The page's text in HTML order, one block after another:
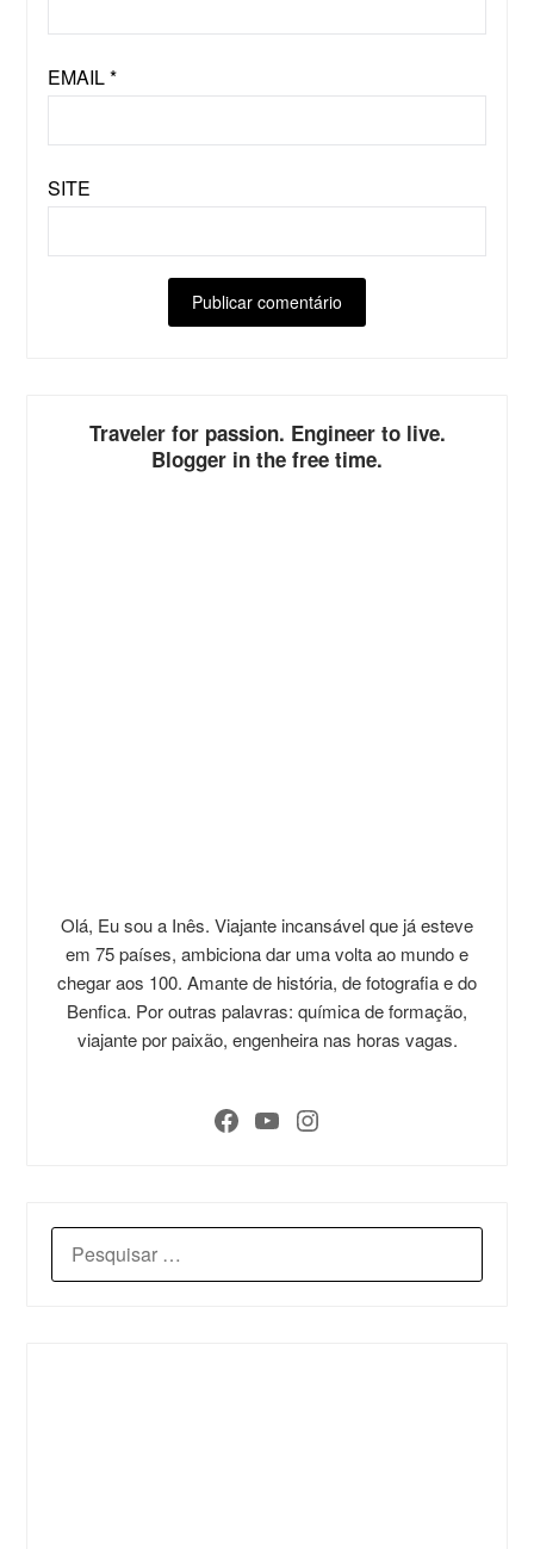
EMAIL*
SITE
Traveler for passion. Engineer to live.
Blogger in the free time.
Olá, Eu sou a Inês. Viajante incansável que já esteve
em 75 países, ambiciona dar uma volta ao mundo e
chegar aos 100. Amante de história, de fotografia e do
Benfica. Por outras palavras: química de formação,
viajante por paixão, engenheira nas horas vagas.